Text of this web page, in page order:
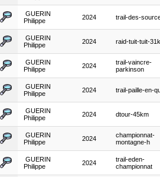
GUERIN
Philippe
2024 trail-des-
GUERIN
Philippe
2024 raid-tuit-tuit-
GUERIN
Philippe
2024
trail-vaincre-
parkinson
GUERIN
Philippe
2024 trail-paille-en-
GUERIN
Philippe
2024 dtour-45km
GUERIN
Philippe
2024
championnat-
montagne-h
GUERIN
Philippe
2024
trail-eden-
championnat